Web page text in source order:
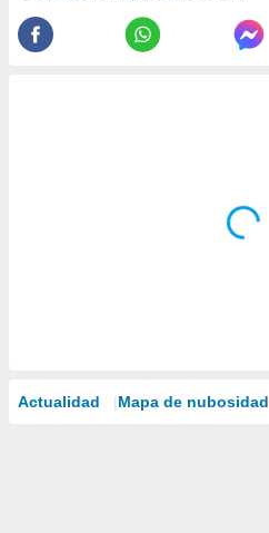
Actualidad Mapa de nubosidad